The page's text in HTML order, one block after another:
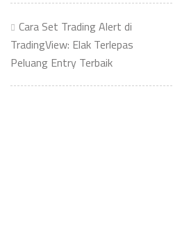
Post
navigation
Cara Set Trading Alert di
TradingView: Elak Terlepas
Peluang Entry Terbaik